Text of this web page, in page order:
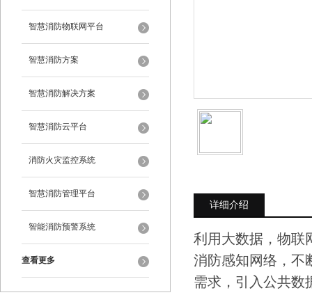
智慧消防物联网平台
智慧消防方案
智慧消防解决方案
智慧消防云平台
消防火灾监控系统
智慧消防管理平台
智能消防预警系统
查看更多
详细介绍
利用大数据，物联
消防感知网络，不
需求，引入公共数